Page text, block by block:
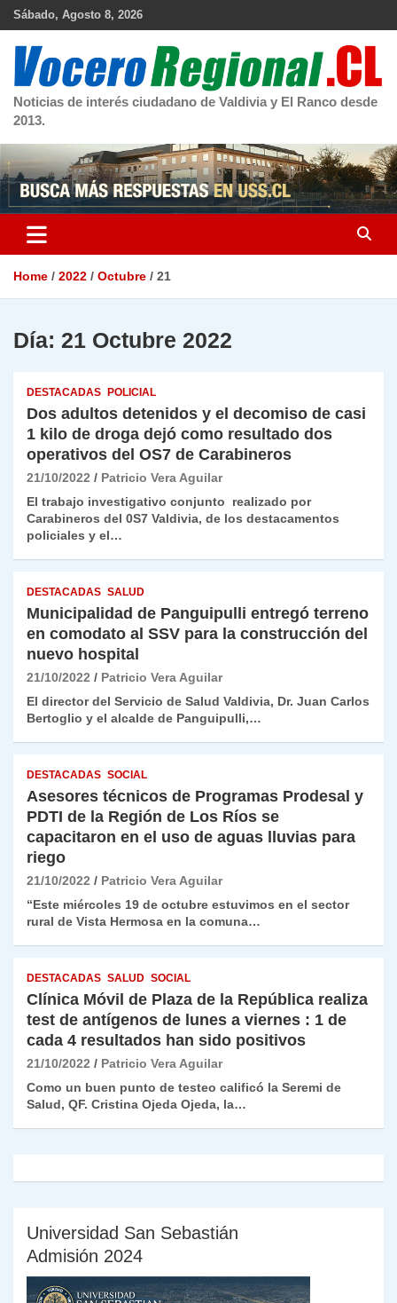
Skip
Sábado, Agosto 8, 2026
Noticias de interés ciudadano de Valdivia y El Ranco desde
2013.
Home 2022 Octubre 21
Día: 21 Octubre 2022
DESTACADAS POLICIAL
Dos adultos detenidos y el decomiso de casi
1 kilo de droga dejó como resultado dos
operativos del OS7 de Carabineros
21/10/2022
Patricio Vera Aguilar
El trabajo investigativo conjunto realizado por
Carabineros del 0S7 Valdivia, de los destacamentos
policiales y el…
DESTACADAS SALUD
Municipalidad de Panguipulli entregó terreno
en comodato al SSV para la construcción del
nuevo hospital
21/10/2022
Patricio Vera Aguilar
El director del Servicio de Salud Valdivia, Dr. Juan Carlos
Bertoglio y el alcalde de Panguipulli,…
DESTACADAS SOCIAL
Asesores técnicos de Programas Prodesal y
PDTI de la Región de Los Ríos se
capacitaron en el uso de aguas lluvias para
riego
21/10/2022
Patricio Vera Aguilar
“Este miércoles 19 de octubre estuvimos en el sector
rural de Vista Hermosa en la comuna…
DESTACADAS SALUD SOCIAL
Clínica Móvil de Plaza de la República realiza
test de antígenos de lunes a viernes : 1 de
cada 4 resultados han sido positivos
21/10/2022
Patricio Vera Aguilar
Como un buen punto de testeo calificó la Seremi de
Salud, QF. Cristina Ojeda Ojeda, la…
Universidad San Sebastián
Admisión 2024